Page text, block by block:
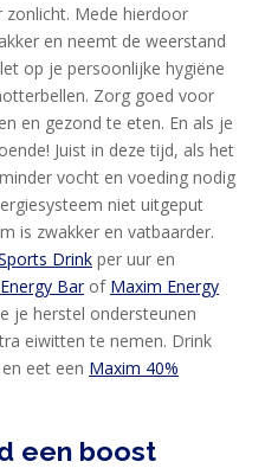
zonlicht. Mede hierdoor
en neemt de weerstand
op je persoonlijke hygiëne
Zorg goed voor
en gezond te eten. En als je
Juist in deze tijd, als het
vocht en voeding nodig
niet uitgeput
is zwakker en vatbaarder.
Drink per uur en
Barof Maxim Energy
je herstel ondersteunen
eiwitten te nemen. Drink
en eet een Maxim 40%
een boost